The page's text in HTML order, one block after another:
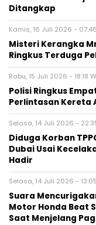
Ditangkap
Kamis, 16 Juli 2026 -
‎Misteri Kerangka
Ringkus Terduga
Rabu, 15 Juli 2026 - 18:18
Polisi Ringkus
Perlintasan Kereta
Selasa, 14 Juli 2026 -
‎Diduga Korban
Dubai Usai
Hadir‎
Selasa, 14 Juli 2026 -
Suara
Motor Honda Beat
Saat Menjelang